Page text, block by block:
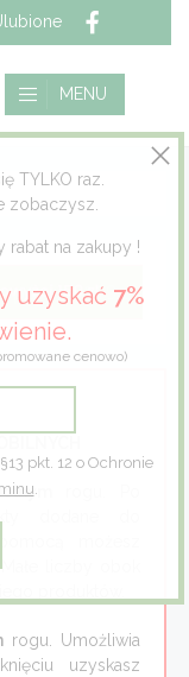
MENU
możesz
liczby obok
rogu. Umożliwia
uzyskasz
TYLKO raz.
zobaczysz.
rabat na zakupy !
uzyskać 7%
cenowo)
pkt. 12 o Ochronie
.
11
4
17